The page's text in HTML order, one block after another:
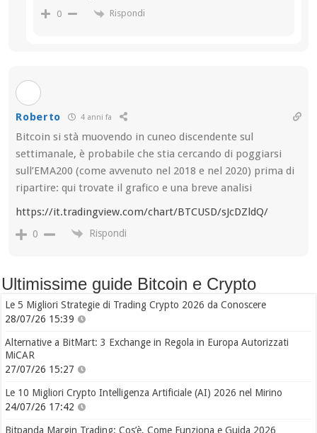
0 Rispondi
Roberto 4 anni fa
Bitcoin si stà muovendo in cuneo discendente sul
settimanale, è probabile che stia cercando di poggiarsi
sull’EMA200 (come avvenuto nel 2018 e nel 2020) prima di
ripartire: qui trovate il grafico e una breve analisi
https://it.tradingview.com/chart/BTCUSD/sJcDZldQ/
0 Rispondi
Ultimissime guide Bitcoin e Crypto
Le 5 Migliori Strategie di Trading Crypto 2026 da Conoscere
28/07/26 15:39
Alternative a BitMart: 3 Exchange in Regola in Europa Autorizzati
MiCAR
27/07/26 15:27
Le 10 Migliori Crypto Intelligenza Artificiale (AI) 2026 nel Mirino
24/07/26 17:42
Bitpanda Margin Trading: Cos’è, Come Funziona e Guida 2026